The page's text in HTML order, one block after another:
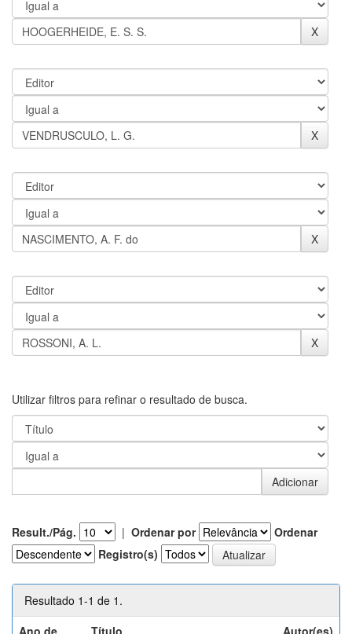
Utilizar filtros para refinar o resultado de busca.
Result./Pág. | Ordenar por
Ordenar
Registro(s)
Resultado 1-1 de 1.
Ano de
Título Autor(es)